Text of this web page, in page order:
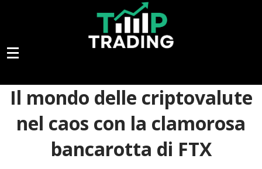
Il mondo delle criptovalute
nel caos con la clamorosa
bancarotta di FTX